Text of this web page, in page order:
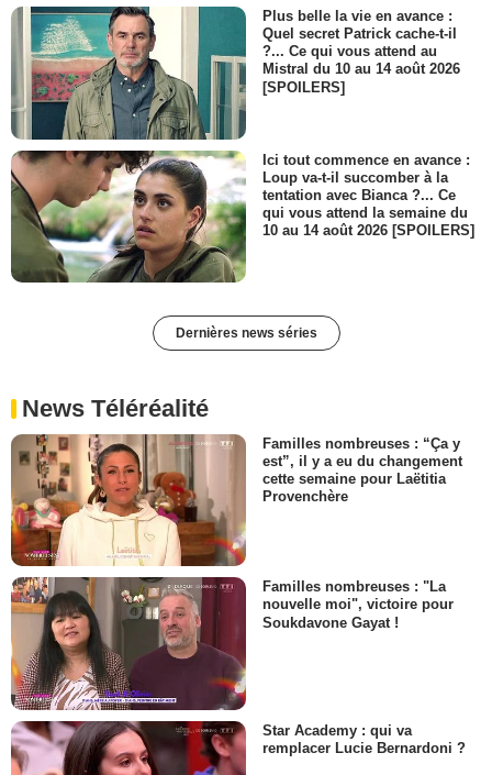
Plus belle la vie en avance :
Quel secret Patrick cache-t-il
?... Ce qui vous attend au
Mistral du 10 au 14 août 2026
[SPOILERS]
Ici tout commence en avance :
Loup va-t-il succomber à la
tentation avec Bianca ?... Ce
qui vous attend la semaine du
10 au 14 août 2026 [SPOILERS]
Dernières news séries
News Téléréalité
Familles nombreuses : “Ça y
est”, il y a eu du changement
cette semaine pour Laëtitia
Provenchère
Familles nombreuses : "La
nouvelle moi", victoire pour
Soukdavone Gayat !
Star Academy : qui va
remplacer Lucie Bernardoni ?